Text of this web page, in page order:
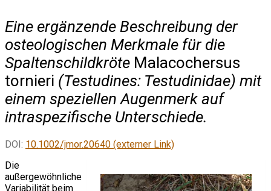
Eine ergänzende Beschreibung der
osteologischen Merkmale für die
Spaltenschildkröte Malacochersus
tornieri (Testudines: Testudinidae) mit
einem speziellen Augenmerk auf
intraspezifische Unterschiede.
DOI: 10.1002/jmor.20640 (externer Link)
Die
außergewöhnliche
Variabilität beim